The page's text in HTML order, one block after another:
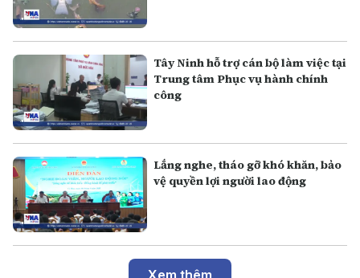
Tây Ninh hỗ trợ cán bộ làm việc tại
Trung tâm Phục vụ hành chính
công
Lắng nghe, tháo gỡ khó khăn, bảo
vệ quyền lợi người lao động
Xem thêm